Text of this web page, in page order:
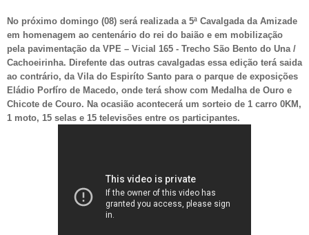
No próximo domingo (08) será realizada a 5ª Cavalgada da Amizade
em homenagem ao centenário do rei do baião e em mobilização
pela pavimentação da VPE – Vicial 165 - Trecho São Bento do Una /
Cachoeirinha. Direfente das outras cavalgadas essa edição terá saida
ao contrário, da Vila do Espiríto Santo para o parque de exposições
Eládio Porfíro de Macedo, onde terá show com Medalha de Ouro e
Chicote de Couro. Na ocasião acontecerá um sorteio de 1 carro 0KM,
1 moto, 15 selas e 15 televisões entre os participantes.